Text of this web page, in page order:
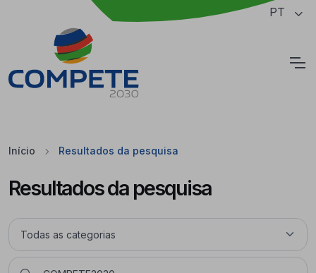
Saltar para o conteúdo principal da página PT
Início Resultados da pesquisa
Resultados da pesquisa